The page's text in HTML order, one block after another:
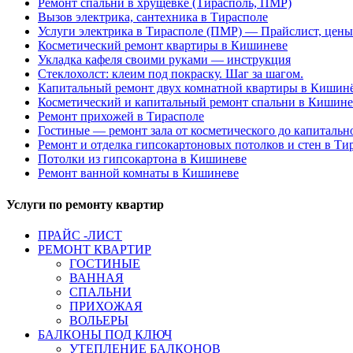
Ремонт спальни в хрущевке (Тирасполь, ПМР)
Вызов электрика, сантехника в Тирасполе
Услуги электрика в Тирасполе (ПМР) — Прайслист, цены
Косметический ремонт квартиры в Кишиневе
Укладка кафеля своими руками — инструкция
Стеклохолст: клеим под покраску. Шаг за шагом.
Капитальный ремонт двух комнатной квартиры в
Косметический и капитальный ремонт спальни в
Ремонт прихожей в Тирасполе
Гостиные — ремонт зала от косметического до
Ремонт и отделка гипсокартоновых потолков и стен в
Потолки из гипсокартона в Кишиневе
Ремонт ванной комнаты в Кишиневе
Услуги по ремонту квартир
ПРАЙС -ЛИСТ
РЕМОНТ КВАРТИР
ГОСТИНЫЕ
ВАННАЯ
СПАЛЬНИ
ПРИХОЖАЯ
ВОЛЬЕРЫ
БАЛКОНЫ ПОД КЛЮЧ
УТЕПЛЕНИЕ БАЛКОНОВ